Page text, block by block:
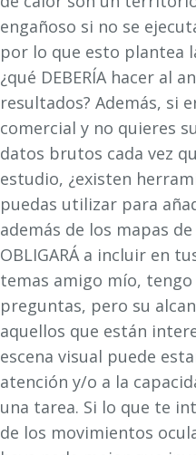
engañoso si no se
por lo que esto plantea
¿qué DEBERÍA hacer al
resultados? Además, si
comercial y no quieres
datos brutos cada vez
estudio, ¿existen
puedas utilizar para
además de los mapas
OBLIGARÁ a incluir en
temas amigo mío,
preguntas, pero su
aquellos que están
escena visual puede
atención y/o a la
una tarea. Si lo que te
de los movimientos